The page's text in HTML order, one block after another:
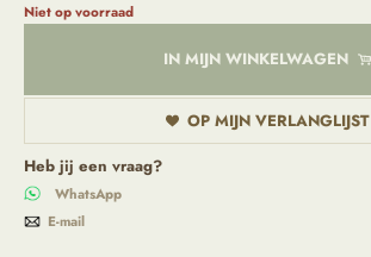
Niet op voorraad
IN MIJN WINKELWAGEN
OP MIJN VERLANGLIJST
Heb jij een vraag?
WhatsApp
E-mail